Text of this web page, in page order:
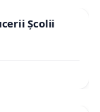
Școlii